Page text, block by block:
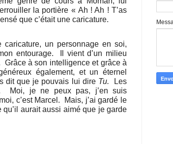
la portière « Ah ! Ah ! T’as
que c’était une caricature.
caricature, un personnage en soi,
entourage.
Il vient d’un milieu
Grâce à son intelligence et grâce à
également, et un éternel
dit que je pouvais lui dire Tu.
Les
Moi, je ne peux pas, j’en suis
c’est Marcel.
Mais, j’ai gardé le
qu’il aurait aussi aimé que je garde